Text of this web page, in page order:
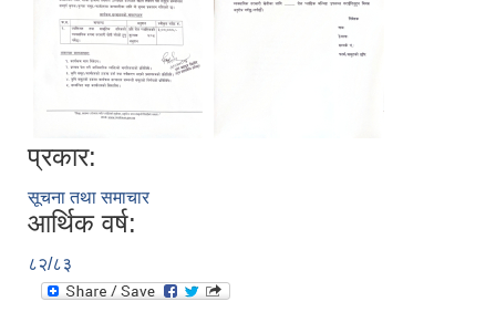
प्रकार:
सूचना तथा समाचार
आर्थिक वर्ष:
८२/८३